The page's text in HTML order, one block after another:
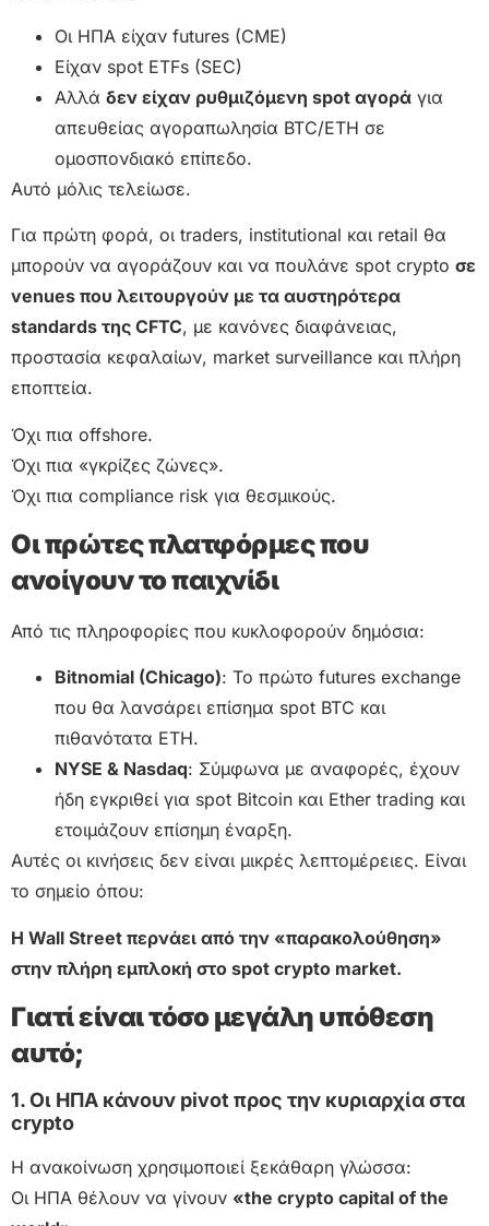
Οι ΗΠΑ είχαν futures (CME)
Είχαν spot ETFs (SEC)
Αλλά δεν είχαν ρυθμιζόμενη spot αγορά για
απευθείας αγοραπωλησία BTC/ETH σε
ομοσπονδιακό επίπεδο.
Αυτό μόλις τελείωσε.
Για πρώτη φορά, οι traders, institutional και retail θα
μπορούν να αγοράζουν και να πουλάνε spot crypto σε
venues που λειτουργούν με τα αυστηρότερα
standards της CFTC, με κανόνες διαφάνειας,
προστασία κεφαλαίων, market surveillance και πλήρη
εποπτεία.
Όχι πια offshore.
Όχι πια «γκρίζες ζώνες».
Όχι πια compliance risk για θεσμικούς.
Οι πρώτες πλατφόρμες που
ανοίγουν το παιχνίδι
Από τις πληροφορίες που κυκλοφορούν δημόσια:
Bitnomial (Chicago): Το πρώτο futures exchange
που θα λανσάρει επίσημα spot BTC και
πιθανότατα ETH.
NYSE & Nasdaq: Σύμφωνα με αναφορές, έχουν
ήδη εγκριθεί για spot Bitcoin και Ether trading και
ετοιμάζουν επίσημη έναρξη.
Αυτές οι κινήσεις δεν είναι μικρές λεπτομέρειες. Είναι
το σημείο όπου:
Η Wall Street περνάει από την «παρακολούθηση»
στην πλήρη εμπλοκή στο spot crypto market.
Γιατί είναι τόσο μεγάλη υπόθεση
αυτό;
1. Οι ΗΠΑ κάνουν pivot προς την κυριαρχία στα
crypto
Η ανακοίνωση χρησιμοποιεί ξεκάθαρη γλώσσα:
Οι ΗΠΑ θέλουν να γίνουν «the crypto capital of the